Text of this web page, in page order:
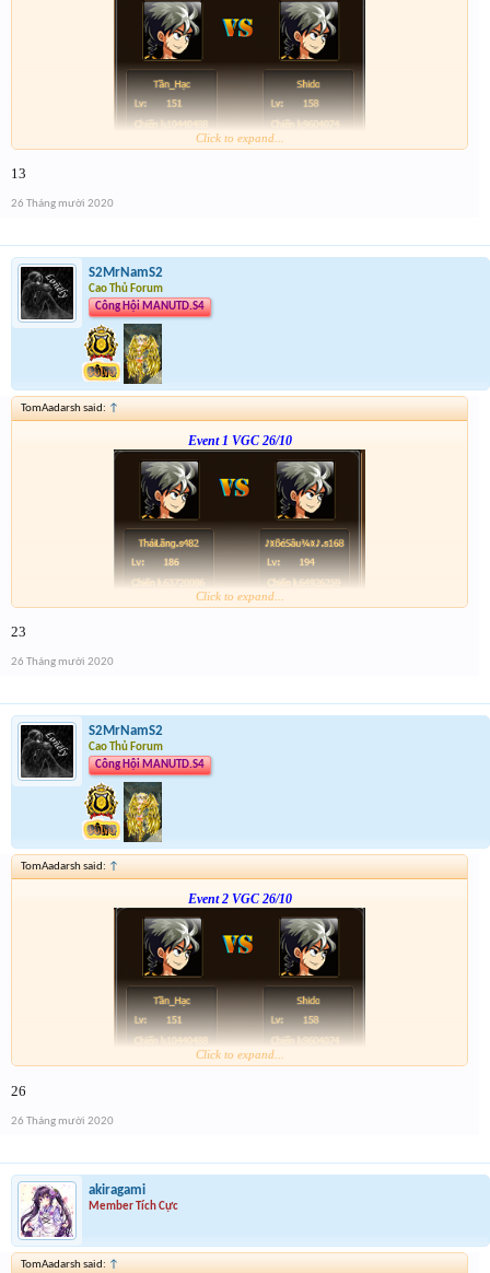
Click to expand...
13
26 Tháng mười 2020
S2MrNamS2
Cao Thủ Forum
Công Hội MANUTD.S4
TomAadarsh said: ↑
Event 1 VGC 26/10
Click to expand...
23
26 Tháng mười 2020
S2MrNamS2
Cao Thủ Forum
Công Hội MANUTD.S4
TomAadarsh said: ↑
Event 2 VGC 26/10
Click to expand...
26
26 Tháng mười 2020
akiragami
Member Tích Cực
TomAadarsh said: ↑